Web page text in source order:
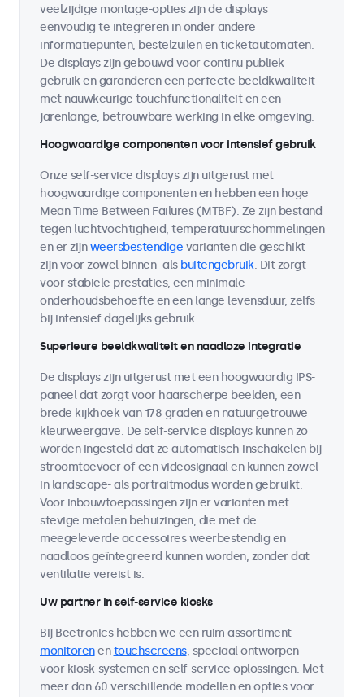
veelzijdige montage-opties zijn de displays
eenvoudig te integreren in onder andere
informatiepunten, bestelzuilen en ticketautomaten.
De displays zijn gebouwd voor continu publiek
gebruik en garanderen een perfecte beeldkwaliteit
met nauwkeurige touchfunctionaliteit en een
jarenlange, betrouwbare werking in elke omgeving.
Hoogwaardige componenten voor intensief gebruik
Onze self-service displays zijn uitgerust met
hoogwaardige componenten en hebben een hoge
Mean Time Between Failures (MTBF). Ze zijn bestand
tegen luchtvochtigheid, temperatuurschommelingen
en er zijnweersbestendige varianten die geschikt
zijn voor zowel binnen- als buitengebruik. Dit zorgt
voor stabiele prestaties, een minimale
onderhoudsbehoefte en een lange levensduur, zelfs
bij intensief dagelijks gebruik.
Superieure beeldkwaliteit en naadloze integratie
De displays zijn uitgerust met een hoogwaardig IPS-
paneel dat zorgt voor haarscherpe beelden, een
brede kijkhoek van 178 graden en natuurgetrouwe
kleurweergave. De self-service displays kunnen zo
worden ingesteld dat ze automatisch inschakelen bij
stroomtoevoer of een videosignaal en kunnen zowel
in landscape- als portraitmodus worden gebruikt.
Voor inbouwtoepassingen zijn er varianten met
stevige metalen behuizingen, die met de
meegeleverde accessoires weerbestendig en
naadloos geïntegreerd kunnen worden, zonder dat
ventilatie vereist is.
Uw partner in self-service kiosks
Bij Beetronics hebben we een ruim assortiment
monitorenentouchscreens, speciaal ontworpen
voor kiosk-systemen en self-service oplossingen. Met
meer dan 60 verschillende modellen en opties voor